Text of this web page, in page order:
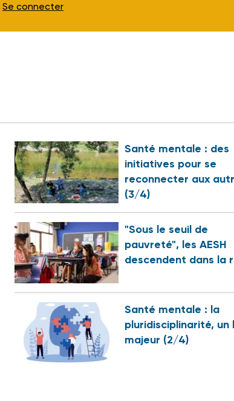
Se connecter
Santé mentale : des
initiatives pour se
reconnecter aux
(3/4)
"Sous le seuil de
pauvreté", les AESH
descendent dans la
Santé mentale : la
pluridisciplinarité, un
majeur (2/4)